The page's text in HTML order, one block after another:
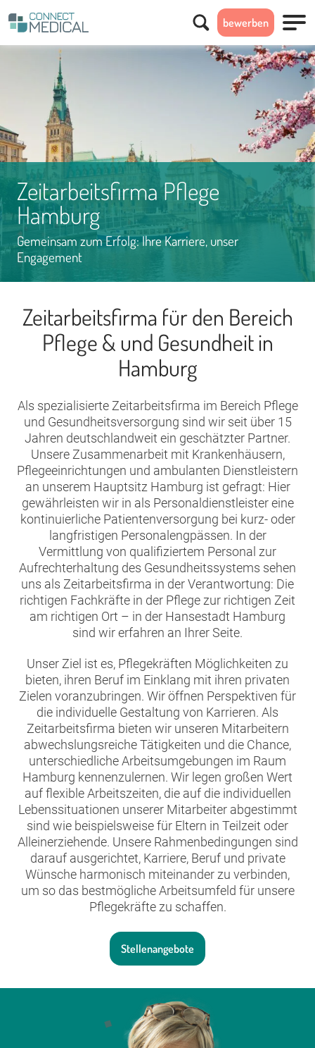
Menü
bewerben
Zeitarbeitsfirma Pflege
Hamburg
Gemeinsam zum Erfolg: Ihre Karriere, unser
Engagement
Zeitarbeitsfirma für den Bereich
Pflege & und Gesundheit in
Hamburg
Als spezialisierte Zeitarbeitsfirma im Bereich Pflege
und Gesundheitsversorgung sind wir seit über 15
Jahren deutschlandweit ein geschätzter Partner.
Unsere Zusammenarbeit mit Krankenhäusern,
Pflegeeinrichtungen und ambulanten Dienstleistern
an unserem Hauptsitz Hamburg ist gefragt: Hier
gewährleisten wir in als Personaldienstleister eine
kontinuierliche Patientenversorgung bei kurz- oder
langfristigen Personalengpässen. In der
Vermittlung von qualifiziertem Personal zur
Aufrechterhaltung des Gesundheitssystems sehen
uns als Zeitarbeitsfirma in der Verantwortung: Die
richtigen Fachkräfte in der Pflege zur richtigen Zeit
am richtigen Ort – in der Hansestadt Hamburg
sind wir erfahren an Ihrer Seite.
Unser Ziel ist es, Pflegekräften Möglichkeiten zu
bieten, ihren Beruf im Einklang mit ihren privaten
Zielen voranzubringen. Wir öffnen Perspektiven für
die individuelle Gestaltung von Karrieren. Als
Zeitarbeitsfirma bieten wir unseren Mitarbeitern
abwechslungsreiche Tätigkeiten und die Chance,
unterschiedliche Arbeitsumgebungen im Raum
Hamburg kennenzulernen. Wir legen großen Wert
auf flexible Arbeitszeiten, die auf die individuellen
Lebenssituationen unserer Mitarbeiter abgestimmt
sind wie beispielsweise für Eltern in Teilzeit oder
Alleinerziehende. Unsere Rahmenbedingungen sind
darauf ausgerichtet, Karriere, Beruf und private
Wünsche harmonisch miteinander zu verbinden,
um so das bestmögliche Arbeitsumfeld für unsere
Pflegekräfte zu schaffen.
Stellenangebote